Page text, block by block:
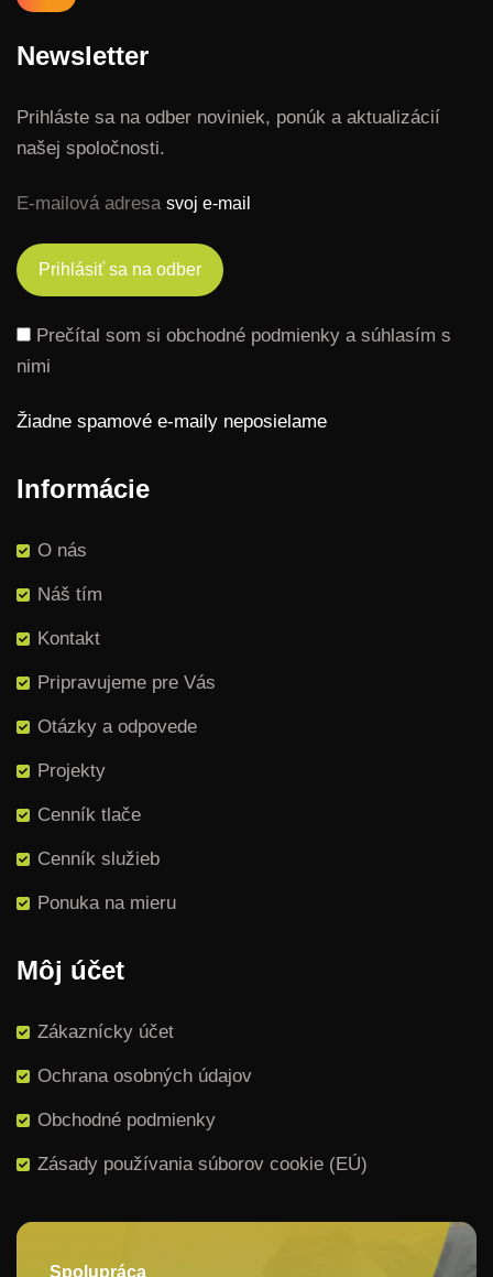
Newsletter
Prihláste sa na odber noviniek, ponúk a aktualizácií
našej spoločnosti.
E-mailová adresa
Prečítal som si obchodné podmienky a súhlasím s
nimi
Žiadne spamové e-maily neposielame
Informácie
O nás
Náš tím
Kontakt
Pripravujeme pre Vás
Otázky a odpovede
Projekty
Cenník tlače
Cenník služieb
Ponuka na mieru
Môj účet
Zákaznícky účet
Ochrana osobných údajov
Obchodné podmienky
Zásady používania súborov cookie (EÚ)
Spolupráca